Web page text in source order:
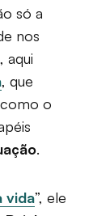
só a
nos
aqui
, que
o
.
vida”, ele